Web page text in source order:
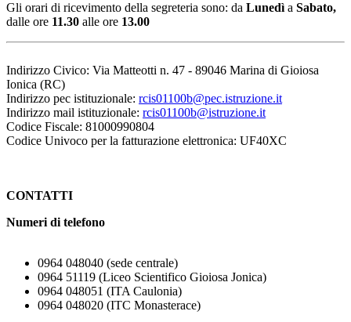
Gli orari di ricevimento della segreteria sono: da Lunedì a Sabato,
dalle ore 11.30 alle ore 13.00
Indirizzo Civico: Via Matteotti n. 47 - 89046 Marina di Gioiosa
Ionica (RC)
Indirizzo pec istituzionale: rcis01100b@pec.istruzione.it
Indirizzo mail istituzionale: rcis01100b@istruzione.it
Codice Fiscale: 81000990804
Codice Univoco per la fatturazione elettronica: UF40XC
CONTATTI
Numeri di telefono
0964 048040 (sede centrale)
0964 51119 (Liceo Scientifico Gioiosa Jonica)
0964 048051 (ITA Caulonia)
0964 048020 (ITC Monasterace)